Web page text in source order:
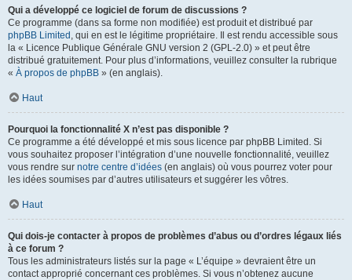
Qui a développé ce logiciel de forum de discussions ?
Ce programme (dans sa forme non modifiée) est produit et distribué par
phpBB Limited , qui en est le légitime propriétaire. Il est rendu accessible sous
la « Licence Publique Générale GNU version 2 (GPL-2.0) » et peut être
distribué gratuitement. Pour plus d’informations, veuillez consulter la rubrique
« À propos de phpBB » (en anglais).
Haut
Pourquoi la fonctionnalité X n’est pas disponible ?
Ce programme a été développé et mis sous licence par phpBB Limited. Si
vous souhaitez proposer l’intégration d’une nouvelle fonctionnalité, veuillez
vous rendre sur notre centre d’idées (en anglais) où vous pourrez voter pour
les idées soumises par d’autres utilisateurs et suggérer les vôtres.
Haut
Qui dois-je contacter à propos de problèmes d’abus ou d’ordres légaux liés
à ce forum ?
Tous les administrateurs listés sur la page « L’équipe » devraient être un
contact approprié concernant ces problèmes. Si vous n’obtenez aucune